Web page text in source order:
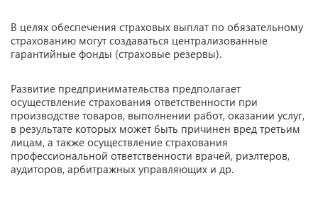
В целях обеспечения страховых выплат по обязательному
страхованию могут создаваться централизованные
гарантийные фонды (страховые резервы).
Развитие предпринимательства предполагает
осуществление страхования ответственности при
производстве товаров, выполнении работ, оказании услуг,
в результате которых может быть причинен вред третьим
лицам, а также осуществление страхования
профессиональной ответственности врачей, риэлтеров,
аудиторов, арбитражных управляющих и др.